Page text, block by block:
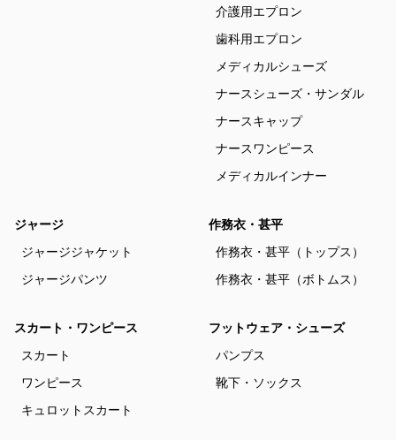
介護用エプロン
歯科用エプロン
メディカルシューズ
ナースシューズ・サンダル
ナースキャップ
ナースワンピース
メディカルインナー
ジャージ
ジャージジャケット
ジャージパンツ
作務衣・甚平
作務衣・甚平（トップス）
作務衣・甚平（ボトムス）
スカート・ワンピース
スカート
ワンピース
キュロットスカート
フットウェア・シューズ
パンプス
靴下・ソックス